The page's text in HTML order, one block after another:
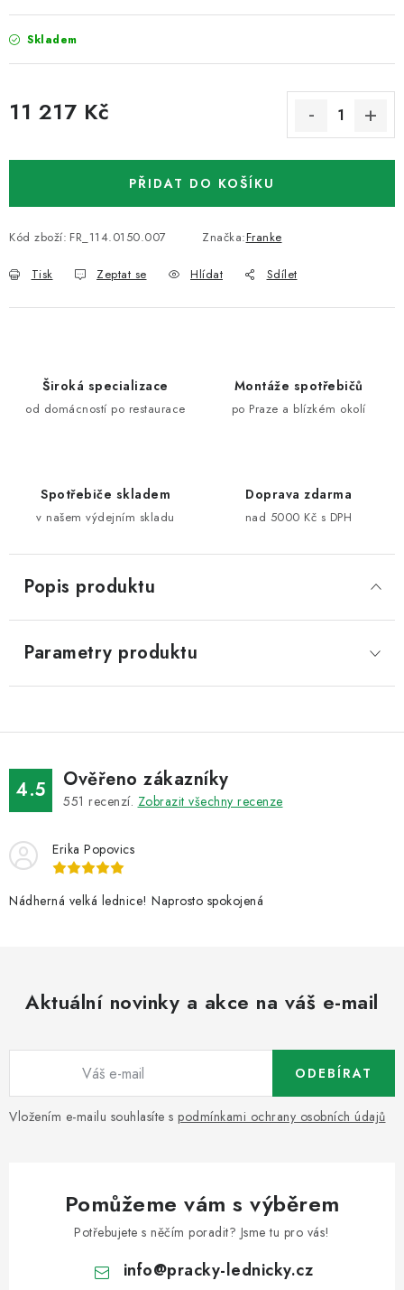
Skladem
11 217 Kč
PŘIDAT DO KOŠÍKU
Kód zboží: FR_114.0150.007 Značka:Franke
Tisk Zeptat se Hlídat Sdílet
Široká specializace
od domácností po restaurace
Montáže spotřebičů
po Praze a blízkém okolí
Spotřebiče skladem
v našem výdejním skladu
Doprava zdarma
nad 5000 Kč s DPH
Popis produktu
Parametry produktu
4.5 Ověřeno zákazníky
551 recenzí. Zobrazit všechny recenze
Erika Popovics
Nádherná velká lednice! Naprosto spokojená
Aktuální novinky a akce na váš e-mail
Vložením e-mailu souhlasíte s podmínkami ochrany osobních údajů
ODEBÍRAT
Pomůžeme vám s výběrem
Potřebujete s něčím poradit? Jsme tu pro vás!
info@pracky-lednicky.cz